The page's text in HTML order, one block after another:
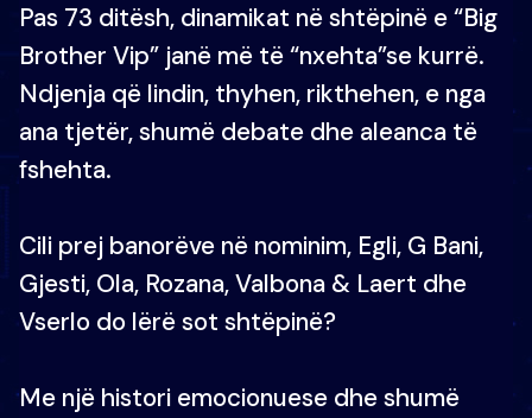
Pas 73 ditësh, dinamikat në shtëpinë e “Big
Brother Vip” janë më të “nxehta”se kurrë.
Ndjenja që lindin, thyhen, rikthehen, e nga
ana tjetër, shumë debate dhe aleanca të
fshehta.
Cili prej banorëve në nominim, Egli, G Bani,
Gjesti, Ola, Rozana, Valbona & Laert dhe
Vserlo do lërë sot shtëpinë?
Me një histori emocionuese dhe shumë